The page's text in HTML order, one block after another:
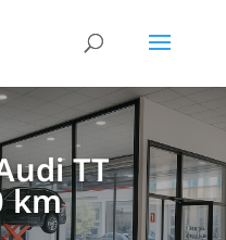
TT
km